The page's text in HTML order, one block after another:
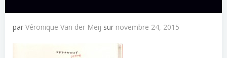
par Véronique Van der Meij sur novembre 24, 2015